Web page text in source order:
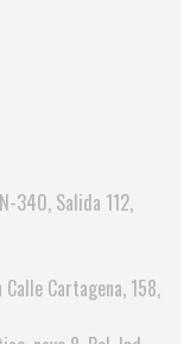
340, Salida 112,
Calle Cartagena, 158,